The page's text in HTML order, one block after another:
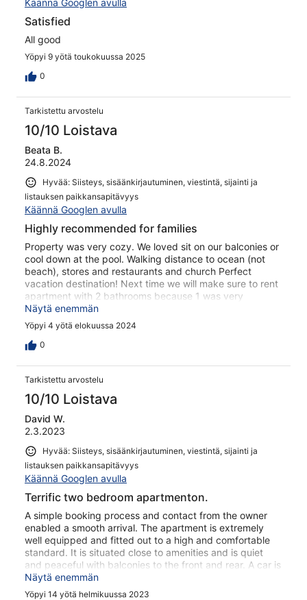
Käännä Googlen avulla
Satisfied
All good
Yöpyi 9 yötä toukokuussa 2025
0
Tarkistettu arvostelu
10/10 Loistava
Beata B.
24.8.2024
Hyvää: Siisteys, sisäänkirjautuminen, viestintä, sijainti ja
listauksen paikkansapitävyys
Käännä Googlen avulla
Highly recommended for families
Property was very cozy. We loved sit on our balconies or
cool down at the pool. Walking distance to ocean (not
beach), stores and restaurants and church Perfect
vacation destination! Next time we will make sure to rent
apartment with 2 bathrooms because 1 was very
inconvenient for family of 5. Thanks to help of the kind
property manager we were able to find the building (they
don't use numbers, just street)
Näytä enemmän
Yöpyi 4 yötä elokuussa 2024
0
Tarkistettu arvostelu
10/10 Loistava
David W.
2.3.2023
Hyvää: Siisteys, sisäänkirjautuminen, viestintä, sijainti ja
listauksen paikkansapitävyys
Käännä Googlen avulla
Terrific two bedroom apartmenton.
A simple booking process and contact from the owner
enabled a smooth arrival. The apartment is extremely
well equipped and fitted out to a high and comfortable
standard. It is situated close to amenities and is quiet
and peaceful with balconies to the front and rear. A car is
not necessary but the apartment block has underground
parking for a vehicle. Overall this is a terrific apartment.
Näytä enemmän
Yöpyi 14 yötä helmikuussa 2023